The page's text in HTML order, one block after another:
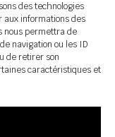
des technologies
aux informations des
nous permettra de
navigation ou les ID
de retirer son
caractéristiques et